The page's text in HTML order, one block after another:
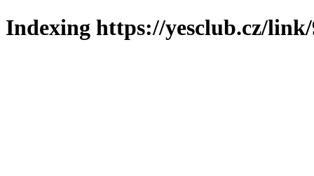
Indexing https://yesclub.cz/link/